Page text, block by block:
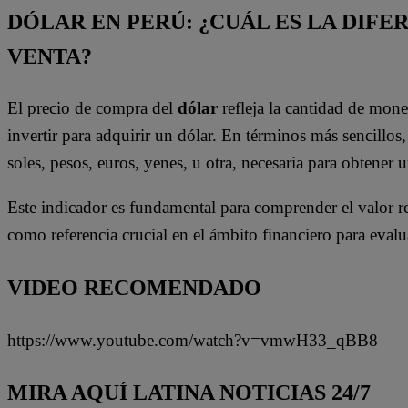
DÓLAR EN PERÚ: ¿CUÁL ES LA
VENTA?
El precio de compra del dólar refleja la cantidad de
invertir para adquirir un dólar. En términos más
soles, pesos, euros, yenes, u otra, necesaria para obtener
Este indicador es fundamental para comprender el valor
como referencia crucial en el ámbito financiero para
VIDEO RECOMENDADO
https://www.youtube.com/watch?v=vmwH33_qBB8
MIRA AQUÍ LATINA NOTICIAS 24/7